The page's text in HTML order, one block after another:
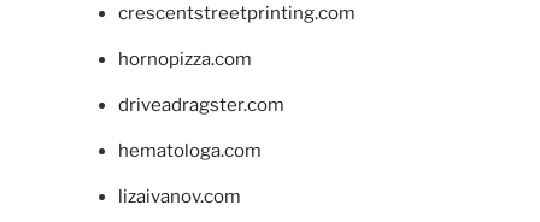
crescentstreetprinting.com
hornopizza.com
driveadragster.com
hematologa.com
lizaivanov.com